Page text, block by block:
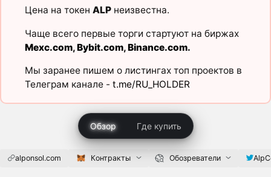
Цена на токен ALPнеизвестна.
Чаще всего первые торги стартуют на биржах
Mexc.com,Bybit.com,Binance.com.
Мы заранее пишем о листингах топ проектов в
Телеграм канале - t.me/RU_HOLDER
Обзор Где купить
alponsol.com Контракты Обозреватели